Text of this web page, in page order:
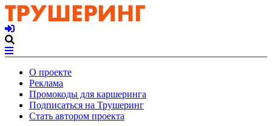
О проекте
Реклама
Промокоды для каршеринга
Подписаться на Трушеринг
Стать автором проекта